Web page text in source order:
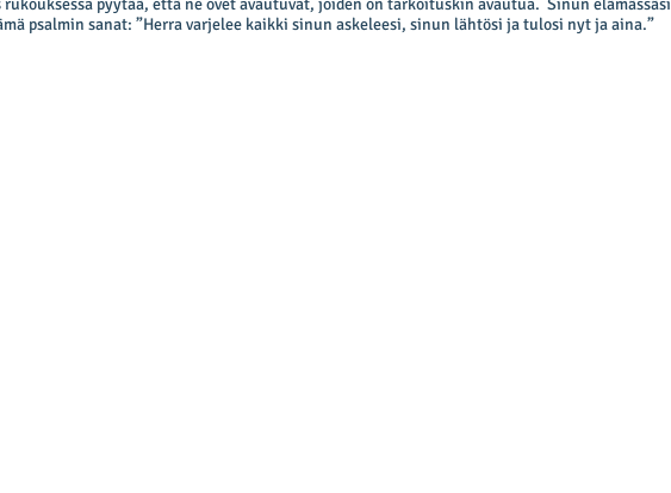
rukouksessa pyytää, että ne ovet avautuvat, joiden on tarkoituskin avautua. Sinun elämässäsi
psalmin sanat: ”Herra varjelee kaikki sinun askeleesi, sinun lähtösi ja tulosi nyt ja aina.”